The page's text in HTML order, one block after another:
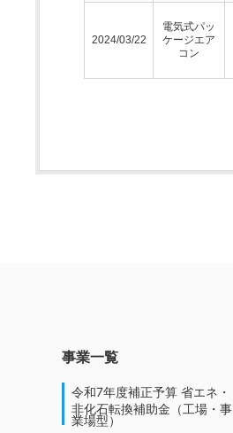
2024/03/22
電気式パッ
ケージエア
コン
事業一覧
令和7年度補正予算 省エネ・
非化石転換補助金（工場・事
業場型）